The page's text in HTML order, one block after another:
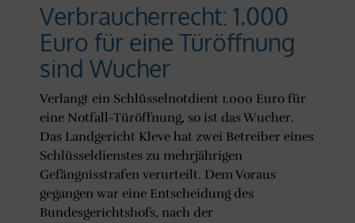
Verbraucherrecht: 1.000
Euro für eine Türöffnung
sind Wucher
Verlangt ein Schlüsselnotdient 1.000 Euro für
eine Notfall-Türöffnung, so ist das Wucher.
Das Landgericht Kleve hat zwei Betreiber eines
Schlüsseldienstes zu mehrjährigen
Gefängnisstrafen verurteilt. Dem Voraus
gegangen war eine Entscheidung des
Bundesgerichtshofs, nach der